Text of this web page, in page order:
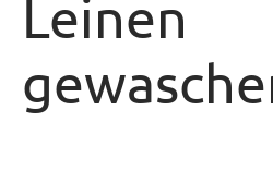
Leinen